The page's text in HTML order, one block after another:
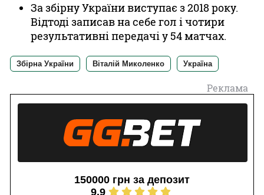
За збірну України виступає з 2018 року.
Відтоді записав на себе гол і чотири
результативні передачі у 54 матчах.
Збірна України Віталій Миколенко Україна
Реклама
150000 грн за депозит
9.9